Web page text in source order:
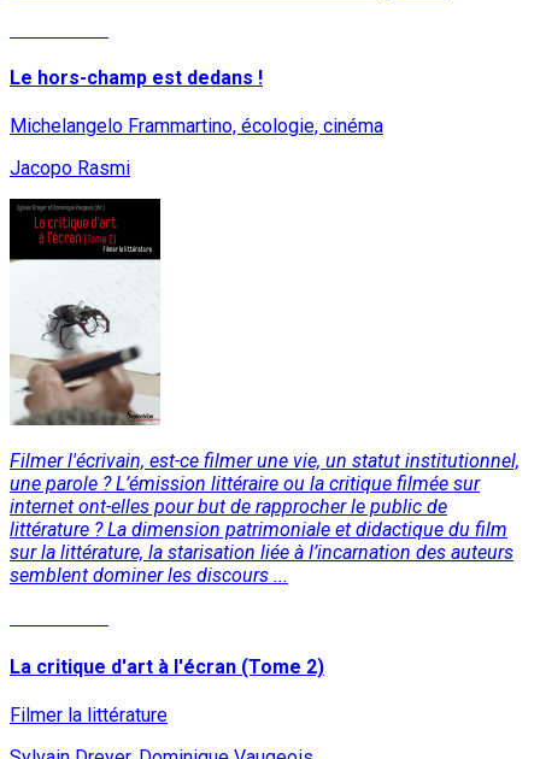
Le hors-champ est dedans !
Michelangelo Frammartino, écologie, cinéma
Jacopo Rasmi
Filmer l'écrivain, est-ce filmer une vie, un statut institutionnel,
une parole ? L’émission littéraire ou la critique filmée sur
internet ont-elles pour but de rapprocher le public de
littérature ? La dimension patrimoniale et didactique du film
sur la littérature, la starisation liée à l’incarnation des auteurs
semblent dominer les discours ...
La critique d'art à l'écran (Tome 2)
Filmer la littérature